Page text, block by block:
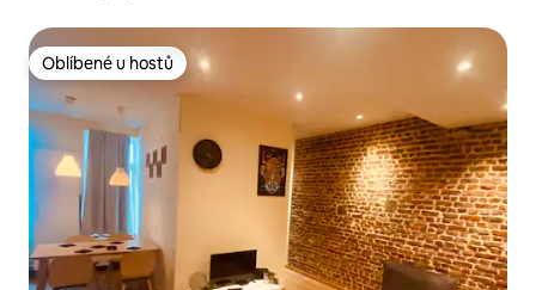
Oblíbené u hostů
Oblíbené u hostů